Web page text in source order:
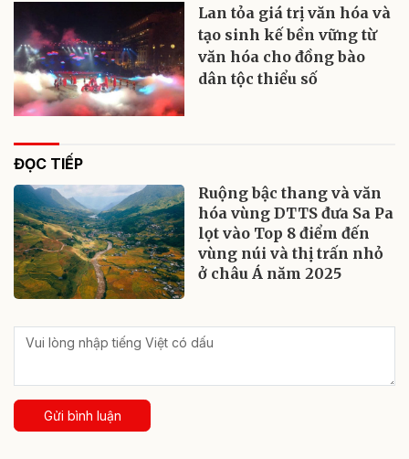
Lan tỏa giá trị văn hóa và
tạo sinh kế bền vững từ
văn hóa cho đồng bào
dân tộc thiểu số
ĐỌC TIẾP
Ruộng bậc thang và văn
hóa vùng DTTS đưa Sa Pa
lọt vào Top 8 điểm đến
vùng núi và thị trấn nhỏ
ở châu Á năm 2025
Gửi bình luận